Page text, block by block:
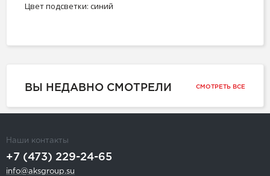
Цвет подсветки: синий
ВЫ НЕДАВНО СМОТРЕЛИ СМОТРЕТЬ ВСЕ
Наши контакты
+7 (473) 229-24-65
info@aksgroup.su